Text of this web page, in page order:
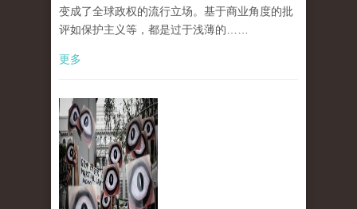
变成了全球政权的流行立场。基于商业角度的批
评如保护主义等，都是过于浅薄的……
更多